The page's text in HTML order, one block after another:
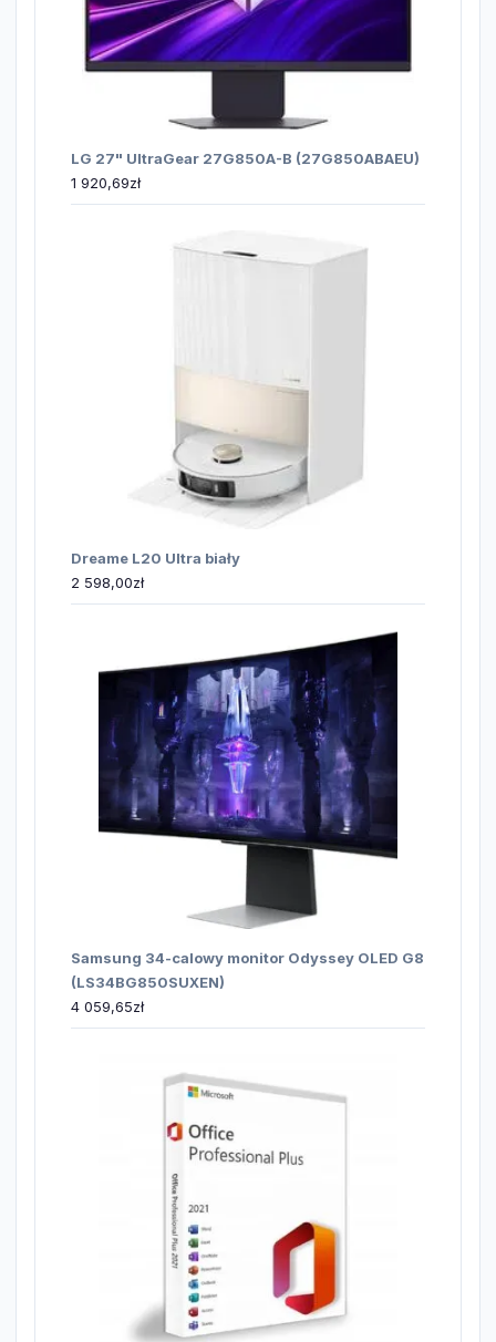
LG 27" UltraGear 27G850A-B (27G850ABAEU)
1 920,69zł
Dreame L20 Ultra biały
2 598,00zł
Samsung 34-calowy monitor Odyssey OLED G8
(LS34BG850SUXEN)
4 059,65zł